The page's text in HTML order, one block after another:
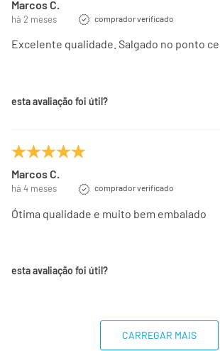
Marcos C.
há 2 meses comprador verificado
Excelente qualidade. Salgado no ponto
esta avaliação foi útil?
Marcos C.
há 4 meses comprador verificado
Ótima qualidade e muito bem embalado
esta avaliação foi útil?
CARREGAR MAIS